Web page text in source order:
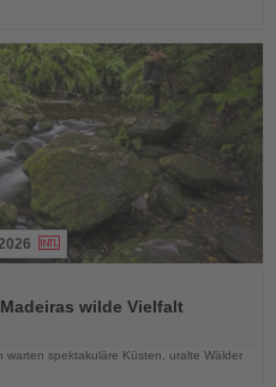
wilde Vielfalt
spektakuläre Küsten, uralte Wälder